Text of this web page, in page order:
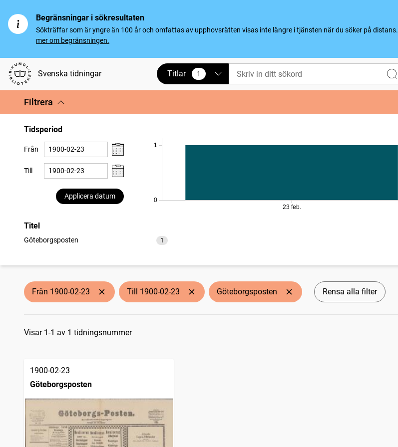
Begränsningar i sökresultaten
Sökträffar som är yngre än 100 år och omfattas av upphovsrätten visas inte längre i tjänsten när du söker på distans.
mer om begränsningen.
Svenska tidningar Titlar 1
vald
Filtrera
Tidsperiod
Från
Till
Applicera datum
0
1
23 feb.
Titel
Göteborgsposten 1
träffar
Från 1900-02-23 Till 1900-02-23 Göteborgsposten Rensa alla filter
Sökresultat
Visar 1-1 av 1 tidningsnummer
1900-02-23
Göteborgsposten